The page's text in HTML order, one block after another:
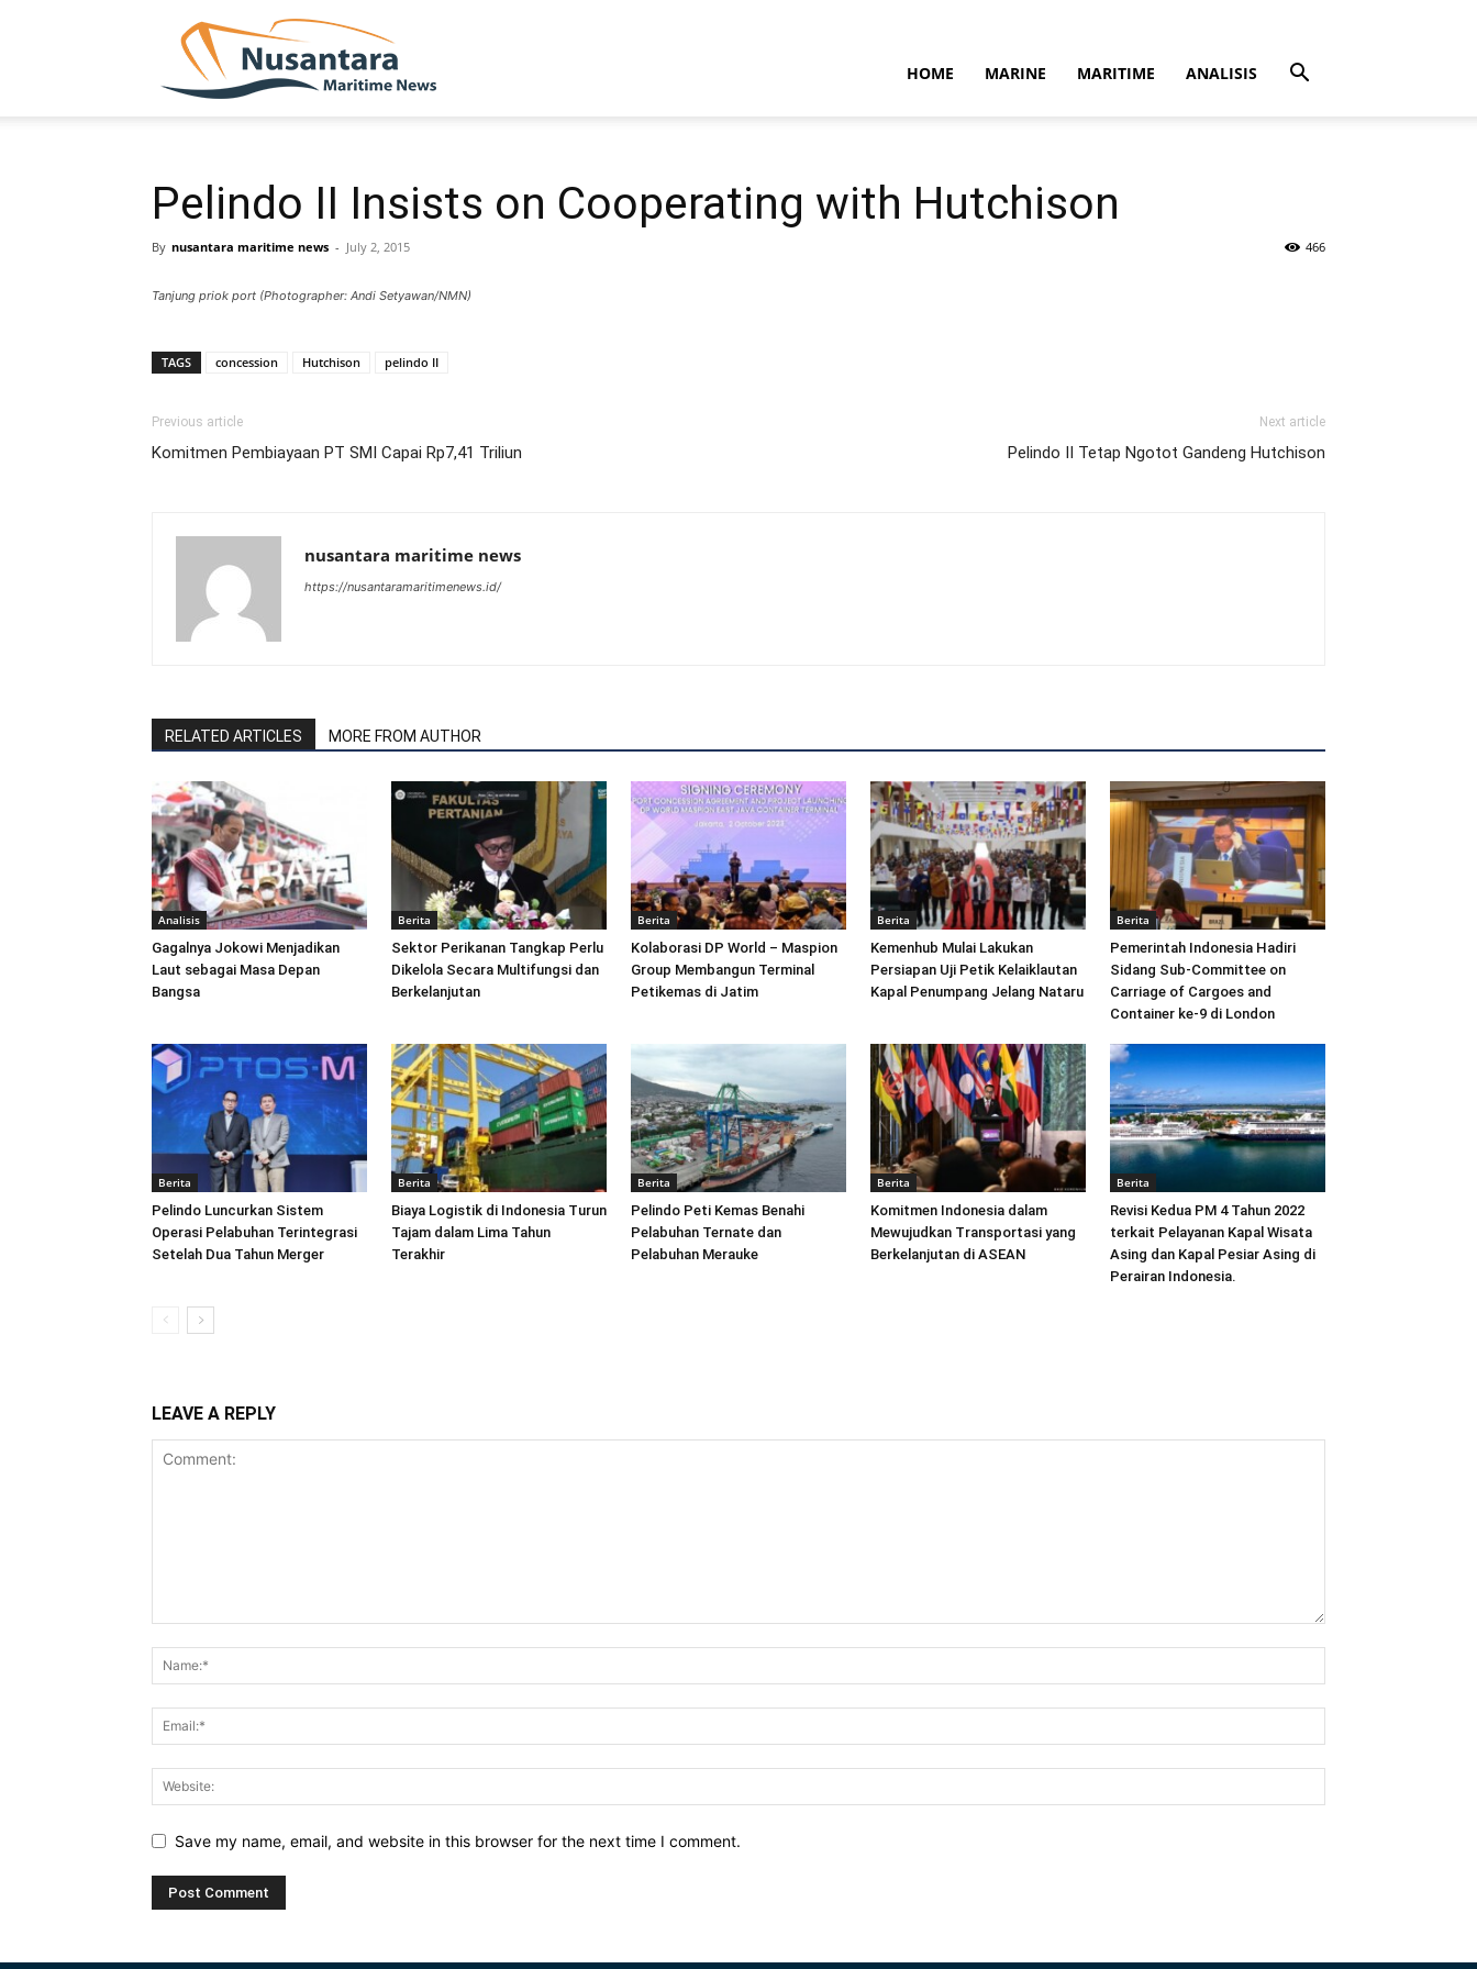
HOME MARINE MARITIME ANALISIS
Pelindo II Insists on Cooperating with Hutchison
By nusantara maritime news - July 2, 2015 466
Tanjung priok port (Photographer: Andi Setyawan/NMN)
TAGS concession Hutchison pelindo II
Previous article
Komitmen Pembiayaan PT SMI Capai Rp7,41 Triliun
Next article
Pelindo II Tetap Ngotot Gandeng Hutchison
nusantara maritime news
https://nusantaramaritimenews.id/
RELATED ARTICLES MORE FROM AUTHOR
Analisis
Gagalnya Jokowi Menjadikan
Laut sebagai Masa Depan
Bangsa
Berita
Sektor Perikanan Tangkap Perlu
Dikelola Secara Multifungsi dan
Berkelanjutan
Berita
Kolaborasi DP World – Maspion
Group Membangun Terminal
Petikemas di Jatim
Berita
Kemenhub Mulai Lakukan
Persiapan Uji Petik Kelaiklautan
Kapal Penumpang Jelang Nataru
Berita
Pemerintah Indonesia Hadiri
Sidang Sub-Committee on
Carriage of Cargoes and
Container ke-9 di London
Berita
Pelindo Luncurkan Sistem
Operasi Pelabuhan Terintegrasi
Setelah Dua Tahun Merger
Berita
Biaya Logistik di Indonesia Turun
Tajam dalam Lima Tahun
Terakhir
Berita
Pelindo Peti Kemas Benahi
Pelabuhan Ternate dan
Pelabuhan Merauke
Berita
Komitmen Indonesia dalam
Mewujudkan Transportasi yang
Berkelanjutan di ASEAN
Berita
Revisi Kedua PM 4 Tahun 2022
terkait Pelayanan Kapal Wisata
Asing dan Kapal Pesiar Asing di
Perairan Indonesia.
LEAVE A REPLY
Save my name, email, and website in this browser for the next time I comment.